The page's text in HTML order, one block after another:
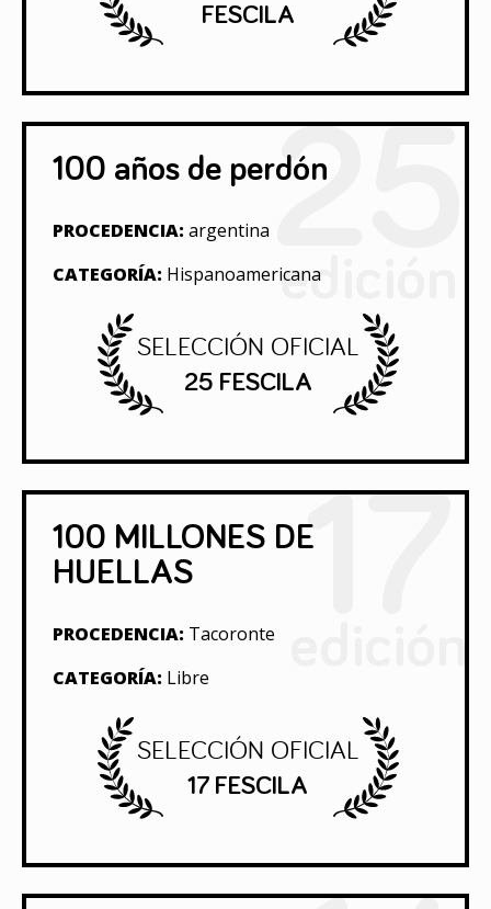
FESCILA
100 años de perdón
PROCEDENCIA: argentina
CATEGORÍA: Hispanoamericana
SELECCIÓN OFICIAL
25 FESCILA
25
edición
100 MILLONES DE
HUELLAS
PROCEDENCIA: Tacoronte
CATEGORÍA: Libre
SELECCIÓN OFICIAL
17 FESCILA
17